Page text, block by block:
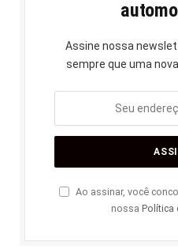
Assine nossa
sempre que uma
Ao assinar, você
nossa Política